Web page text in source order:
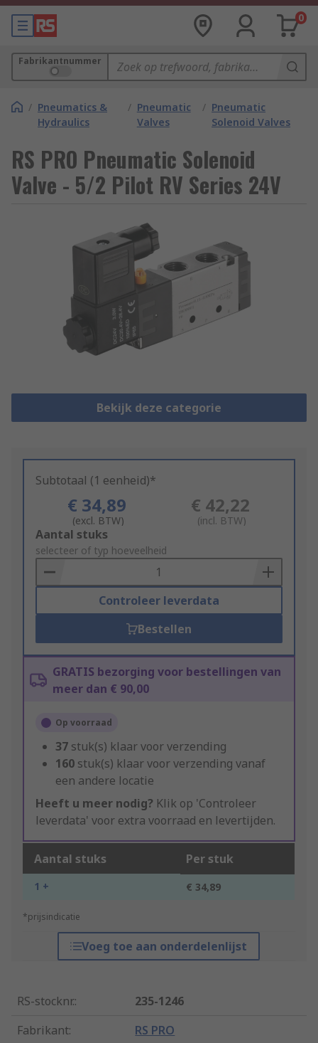
0
Fabrikantnummer
/ Pneumatics &
Hydraulics
/ Pneumatic
Valves
/ Pneumatic
Solenoid Valves
RS PRO Pneumatic Solenoid
Valve - 5/2 Pilot RV Series 24V
Bekijk deze categorie
Subtotaal (1 eenheid)*
€ 34,89
(excl. BTW)
€ 42,22
(incl. BTW)
Add
to
Basket
Aantal stuks
selecteer of typ hoeveelheid
Controleer leverdata
Bestellen
GRATIS bezorging voor bestellingen van
meer dan € 90,00
Op voorraad
37 stuk(s) klaar voor verzending
160 stuk(s) klaar voor verzending vanaf
een andere locatie
Heeft u meer nodig? Klik op 'Controleer
leverdata' voor extra voorraad en levertijden.
Aantal stuks Per stuk
1 + € 34,89
*prijsindicatie
Voeg toe aan onderdelenlijst
RS-stocknr.:
235-1246
Fabrikant: RS PRO